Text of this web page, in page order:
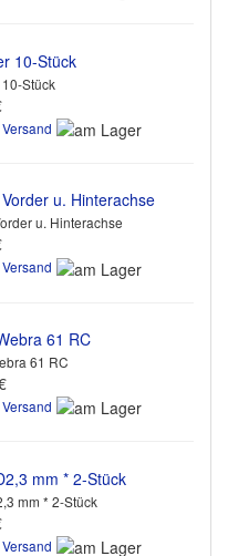
Stück
Versand
u. Hinterachse
Versand
61 RC
Versand
mm * 2-Stück
Versand